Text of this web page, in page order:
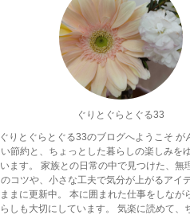
ぐりとぐらとぐる33
ぐりとぐらとぐる33のブログへようこそ が
い節約と、ちょっとした暮らしの楽しみを
います。 家族との日常の中で見つけた、無
のコツや、小さな工夫で気分が上がるアイ
ままに更新中。 本に囲まれた仕事をしなが
らしも大切にしています。 気楽に読めて、